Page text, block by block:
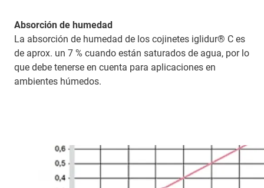
Absorción de humedad
La absorción de humedad de los cojinetes iglidur® C es
de aprox. un 7 % cuando están saturados de agua, por lo
que debe tenerse en cuenta para aplicaciones en
ambientes húmedos.